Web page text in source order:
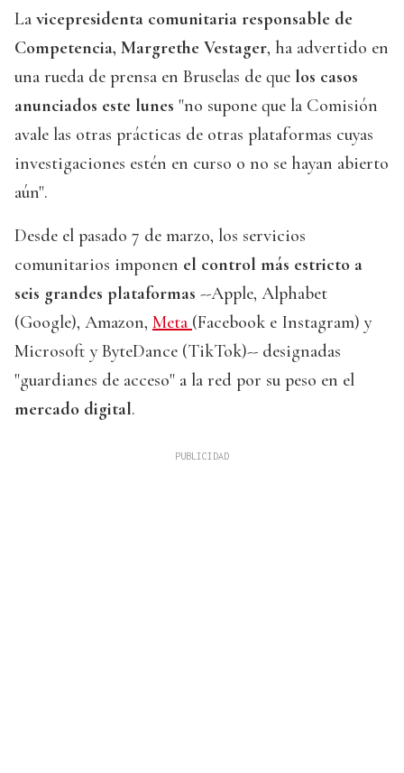
La vicepresidenta comunitaria responsable de
Competencia, Margrethe Vestager, ha advertido en
una rueda de prensa en Bruselas de que los casos
anunciados este lunes "no supone que la Comisión
avale las otras prácticas de otras plataformas cuyas
investigaciones estén en curso o no se hayan abierto
aún".
Desde el pasado 7 de marzo, los servicios
comunitarios imponen el control más estricto a
seis grandes plataformas --Apple, Alphabet
(Google), Amazon, Meta (Facebook e Instagram) y
Microsoft y ByteDance (TikTok)-- designadas
"guardianes de acceso" a la red por su peso en el
mercado digital.